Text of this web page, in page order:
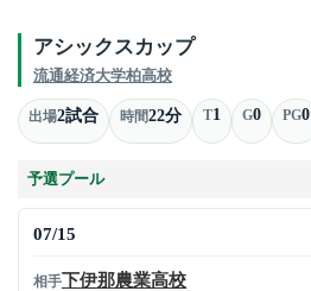
アシックスカップ
流通経済大学柏高校
出場2試合 時間22分 T1 G0 PG0
予選プール
07/15
相手下伊那農業高校